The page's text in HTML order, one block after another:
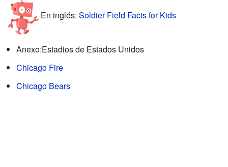
En inglés: Soldier Field Facts for Kids
Anexo:Estadios de Estados Unidos
Chicago Fire
Chicago Bears